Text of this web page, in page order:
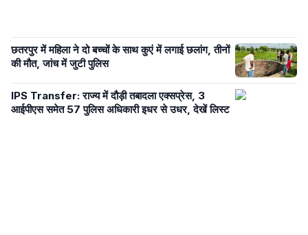
छतरपुर में महिला ने दो बच्चों के साथ कुएं में लगाई छलांग, तीनों
की मौत, जांच में जुटी पुलिस
IPS Transfer: राज्य में दौड़ी तबादला एक्सप्रेस, 3
आईपीएस समेत 57 पुलिस अधिकारी इधर से उधर, देखें लिस्ट